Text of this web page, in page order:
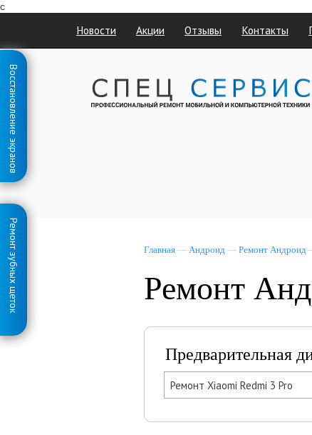
с
Восстановление экранов
Ремонт зубных щеток
Новости Акции Отзывы Контакты
Главная — Андроид — Ремонт Андроид
Ремонт
Предварительная
Ремонт Xiaomi Redmi 3 Pro